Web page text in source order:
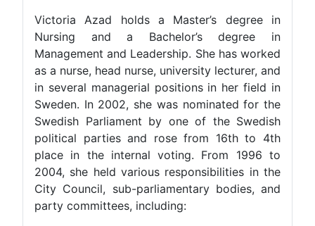
Victoria Azad holds a Master’s degree in
Nursing and a Bachelor’s degree in
Management and Leadership. She has worked
as a nurse, head nurse, university lecturer, and
in several managerial positions in her field in
Sweden. In 2002, she was nominated for the
Swedish Parliament by one of the Swedish
political parties and rose from 16th to 4th
place in the internal voting. From 1996 to
2004, she held various responsibilities in the
City Council, sub-parliamentary bodies, and
party committees, including: